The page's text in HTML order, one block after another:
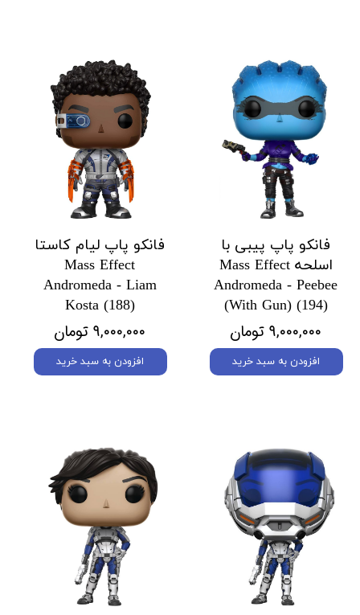
فانکو پاپ پیبی با
اسلحه Mass Effect
Andromeda - Peebee
(With Gun) (194)
۹,۰۰۰,۰۰۰ تومان
افزودن به سبد خرید
فانکو پاپ لیام کاستا
Mass Effect
Andromeda - Liam
Kosta (188)
۹,۰۰۰,۰۰۰ تومان
افزودن به سبد خرید